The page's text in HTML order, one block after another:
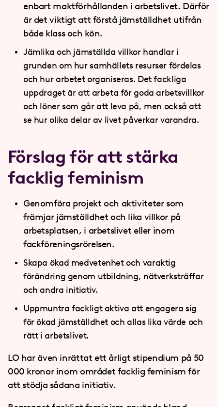
enbart maktförhållanden i arbetslivet. Därför
är det viktigt att förstå jämställdhet utifrån
både klass och kön.
Jämlika och jämställda villkor handlar i
grunden om hur samhällets resurser fördelas
och hur arbetet organiseras. Det fackliga
uppdraget är att arbeta för goda arbetsvillkor
och löner som går att leva på, men också att
se hur olika delar av livet påverkar varandra.
Förslag för att stärka
facklig feminism
Genomföra projekt och aktiviteter som
främjar jämställdhet och lika villkor på
arbetsplatsen, i arbetslivet eller inom
fackföreningsrörelsen.
Skapa ökad medvetenhet och varaktig
förändring genom utbildning, nätverksträffar
och andra initiativ.
Uppmuntra fackligt aktiva att engagera sig
för ökad jämställdhet och allas lika värde och
rätt i arbetslivet.
LO har även inrättat ett årligt stipendium på 50
000 kronor inom området facklig feminism för
att stödja sådana initiativ.